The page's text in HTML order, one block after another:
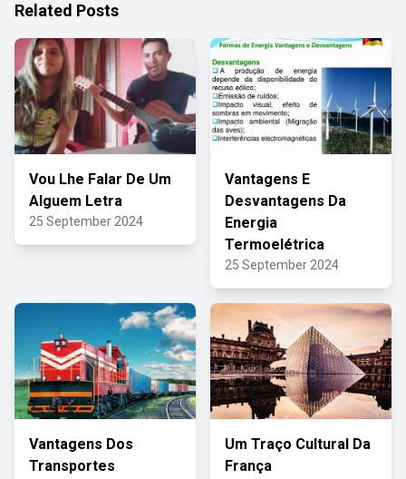
Related Posts
Vou Lhe Falar De Um
Alguem Letra
25 September 2024
Vantagens E
Desvantagens Da
Energia
Termoelétrica
25 September 2024
Vantagens Dos
Transportes
Um Traço Cultural Da
França